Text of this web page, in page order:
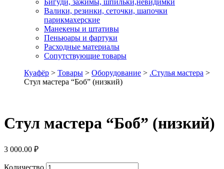
Бигуди, зажимы, шпильки,невидимки
Валики, резинки, сеточки, шапочки
парикмахерские
Манекены и штативы
Пеньюары и фартуки
Расходные материалы
Сопутствующие товары
Куафёр > Товары > Оборудование > .Стулья мастера >
Стул мастера “Боб” (низкий)
Стул мастера “Боб” (низкий)
3 000.00 ₽
Количество